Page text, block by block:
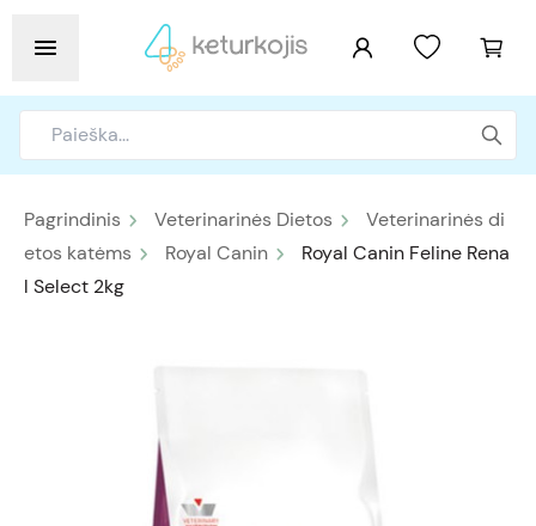
Pagrindinis Veterinarinės Dietos
Veterinarinės di
etos katėms
Royal Canin
Royal Canin Feline Rena
l Select 2kg